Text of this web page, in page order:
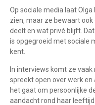
Op sociale media laat
zien, maar ze bewaart
deelt en wat privé blijft.
is opgegroeid met sociale
kent.
In interviews komt ze
spreekt open over werk
het gaat om persoonlijke
aandacht rond haar